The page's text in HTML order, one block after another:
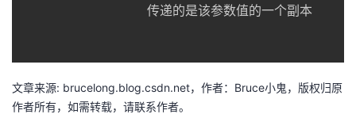
文章来源: brucelong.blog.csdn.net，作者：Bruce小鬼，版权归原
作者所有，如需转载，请联系作者。